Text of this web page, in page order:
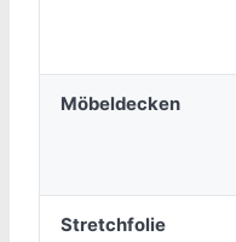
Möbeldecken
Stretchfolie